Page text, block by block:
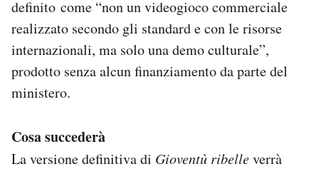
definito come “non un videogioco commerciale
realizzato secondo gli standard e con le risorse
internazionali, ma solo una demo culturale”,
prodotto senza alcun finanziamento da parte del
ministero.
Cosa succederà
La versione definitiva di Gioventù ribelleverrà